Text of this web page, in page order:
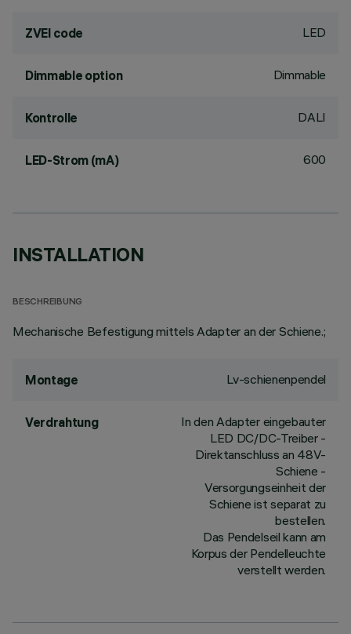
ZVEI code LED
Dimmable option Dimmable
Kontrolle DALI
LED-Strom (mA) 600
INSTALLATION
BESCHREIBUNG
Mechanische Befestigung mittels Adapter an der Schiene.;
Montage Lv-schienenpendel
Verdrahtung
In den Adapter eingebauter
LED DC/DC-Treiber -
Direktanschluss an 48V-
Schiene -
Versorgungseinheit der
Schiene ist separat zu
bestellen.
Das Pendelseil kann am
Korpus der Pendelleuchte
verstellt werden.